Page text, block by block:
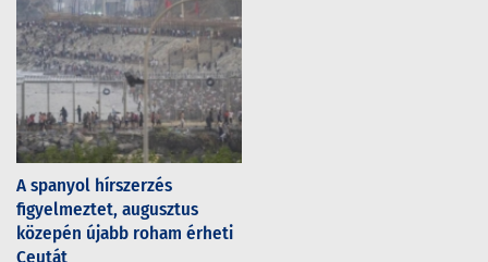
A spanyol hírszerzés
figyelmeztet, augusztus
közepén újabb roham érheti
Ceutát